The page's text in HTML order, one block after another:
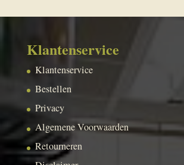
Klantenservice
Klantenservice
Bestellen
Privacy
Algemene Voorwaarden
Retourneren